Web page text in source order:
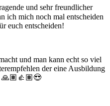
und sehr freundlicher
ich mich noch mal entscheiden
euch entscheiden!
und man kann echt so viel
der eine Ausbildung
🙏🏽👍🏽😍